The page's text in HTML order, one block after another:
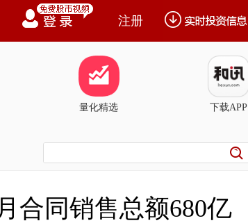
注册
量化精选 下载APP
合同销售总额680亿